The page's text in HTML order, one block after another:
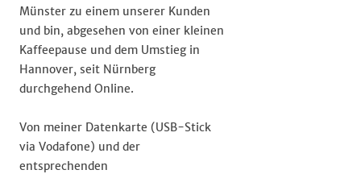
Münster zu einem unserer Kunden
und bin, abgesehen von einer kleinen
Kaffeepause und dem Umstieg in
Hannover, seit Nürnberg
durchgehend Online.
Von meiner Datenkarte (USB-Stick
via Vodafone) und der
entsprechenden